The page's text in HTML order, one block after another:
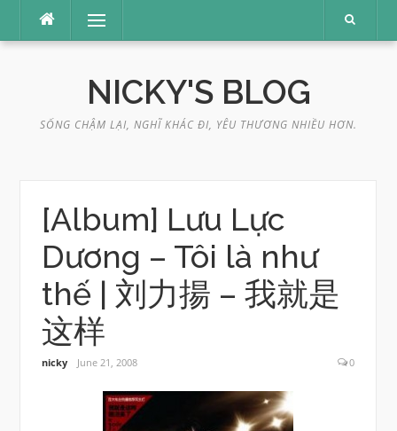
content
Menu
NICKY'S BLOG
SỐNG CHẬM LẠI, NGHĨ KHÁC ĐI, YÊU THƯƠNG NHIỀU HƠN.
[Album] Lưu Lực
Dương – Tôi là như
thế | 刘力揚 – 我就是
这样
nicky June 21, 2008 0